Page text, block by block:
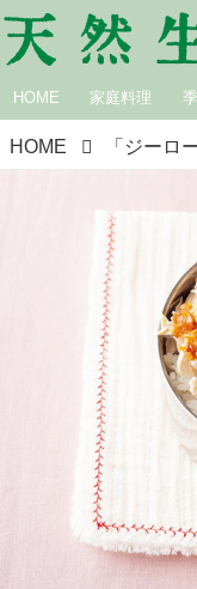
HOME 家庭料理
HOME